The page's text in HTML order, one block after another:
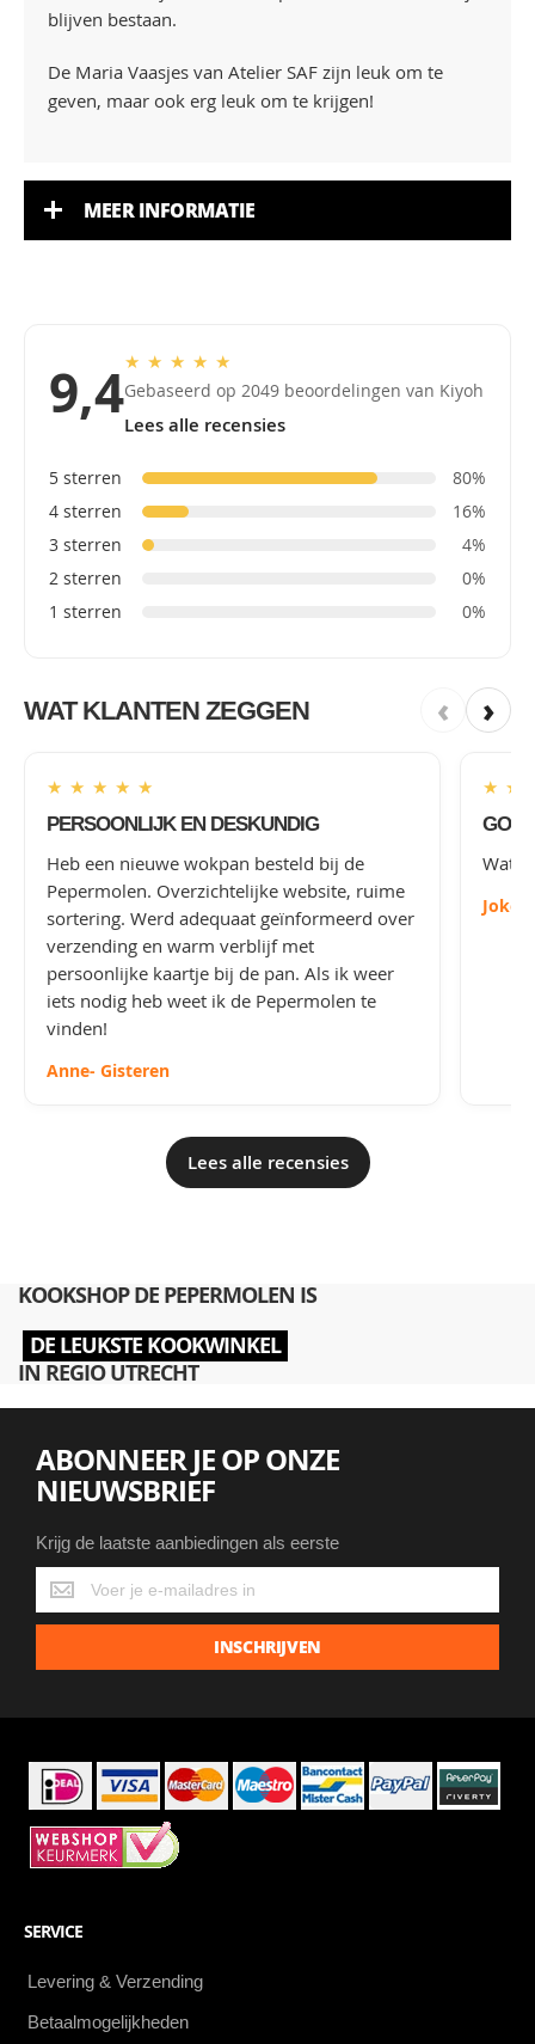
blijven bestaan.
De Maria Vaasjes van Atelier SAF zijn leuk om te
geven, maar ook erg leuk om te krijgen!
MEER INFORMATIE
9,4★ ★ ★ ★ ★
Gebaseerd op 2049 beoordelingen van Kiyoh
Lees alle recensies
5 sterren
80%
4 sterren
16%
3 sterren
4%
2 sterren
0%
1 sterren
0%
WAT KLANTEN ZEGGEN ‹ ›
★ ★ ★ ★ ★
PERSOONLIJK EN DESKUNDIG
Heb een nieuwe wokpan besteld bij de
Pepermolen. Overzichtelijke website, ruime
sortering. Werd adequaat geïnformeerd over
verzending en warm verblijf met
persoonlijke kaartje bij de pan. Als ik weer
iets nodig heb weet ik de Pepermolen te
vinden!
Anne- Gisteren
★ ★
Wat
Joke
Lees alle recensies
KOOKSHOP DE PEPERMOLEN IS
DE LEUKSTE KOOKWINKEL
IN REGIO UTRECHT
ABONNEER JE OP ONZE
NIEUWSBRIEF
Krijg de laatste aanbiedingen als eerste
Krijg
de
laatste
INSCHRIJVEN
SERVICE
Levering & Verzending
Betaalmogelijkheden